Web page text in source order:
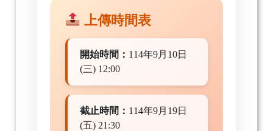
上傳時間表
開始時間： 114年9月10日
(三) 12:00
截止時間： 114年9月19日
(五) 21:30